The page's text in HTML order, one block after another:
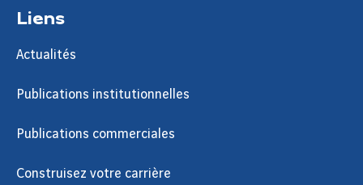
Liens
Actualités
Publications institutionnelles
Publications commerciales
Construisez votre carrière